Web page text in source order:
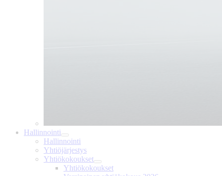
Hallinnointi
Hallinnointi
Yhtiöjärjestys
Yhtiökokoukset
Yhtiökokoukset